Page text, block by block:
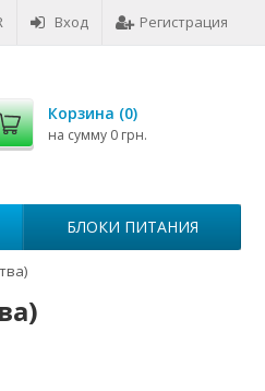
Вход Регистрация
Корзина (0)
на сумму 0 грн.
БЛОКИ ПИТАНИЯ